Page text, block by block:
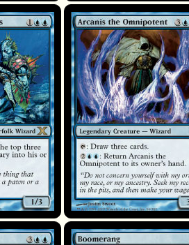
Arcanis l'Omnipotent
Boomerang